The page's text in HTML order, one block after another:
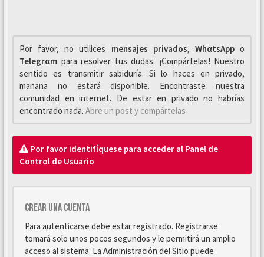
Por favor, no utilices mensajes privados, WhαtsAppo
Telegrαm para resolver tus dudas. ¡Compártelas! Nuestro
sentido es transmitir sabiduría. Si lo haces en privado,
mañana no estará disponible. Encontraste nuestra
comunidad en internet. De estar en privado no habrías
encontrado nada. Abre un post y compártelas
Por favor identifíquese para acceder al Panel de
Control de Usuario
Crear una cuenta
Para autenticarse debe estar registrado. Registrarse
tomará solo unos pocos segundos y le permitirá un amplio
acceso al sistema. La Administración del Sitio puede